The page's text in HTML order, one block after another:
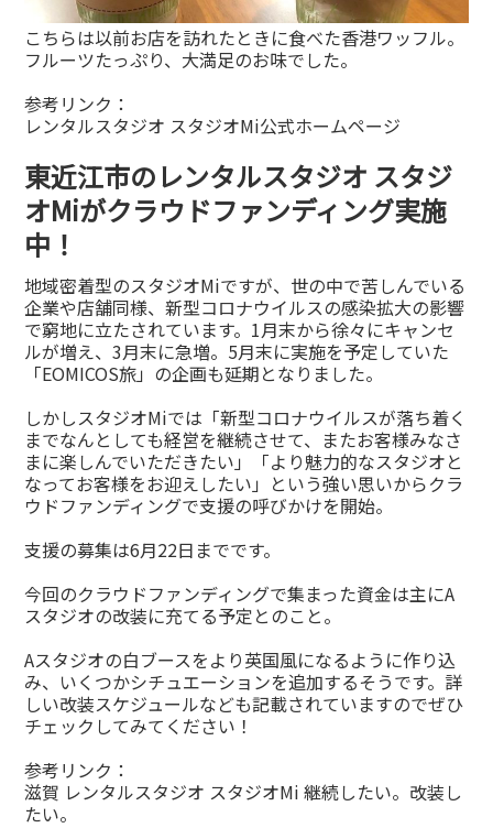
こちらは以前お店を訪れたときに食べた香港ワッフル。
フルーツたっぷり、大満足のお味でした。
参考リンク：
レンタルスタジオ スタジオMi公式ホームページ
東近江市のレンタルスタジオ スタジ
オMiがクラウドファンディング実施
中！
地域密着型のスタジオMiですが、世の中で苦しんでいる
企業や店舗同様、新型コロナウイルスの感染拡大の影響
で窮地に立たされています。1月末から徐々にキャンセ
ルが増え、3月末に急増。5月末に実施を予定していた
「EOMICOS旅」の企画も延期となりました。
しかしスタジオMiでは「新型コロナウイルスが落ち着く
までなんとしても経営を継続させて、またお客様みなさ
まに楽しんでいただきたい」「より魅力的なスタジオと
なってお客様をお迎えしたい」という強い思いからクラ
ウドファンディングで支援の呼びかけを開始。
支援の募集は6月22日までです。
今回のクラウドファンディングで集まった資金は主にA
スタジオの改装に充てる予定とのこと。
Aスタジオの白ブースをより英国風になるように作り込
み、いくつかシチュエーションを追加するそうです。詳
しい改装スケジュールなども記載されていますのでぜひ
チェックしてみてください！
参考リンク：
滋賀 レンタルスタジオ スタジオMi 継続したい。改装し
たい。